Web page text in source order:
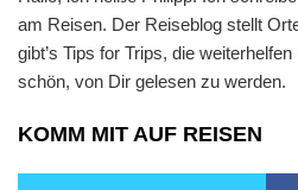
am Reisen. Der Reiseblog stellt
gibt’s Tips for Trips, die
schön, von Dir gelesen zu werden.
KOMM MIT AUF REISEN